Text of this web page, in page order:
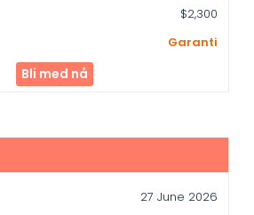
$2,300
Garanti
Bli med nå
27 June 2026